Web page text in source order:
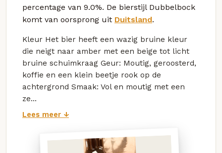
percentage van 9.0%. De bierstijl Dubbelbock
komt van oorsprong uit Duitsland.
Kleur Het bier heeft een wazig bruine kleur
die neigt naar amber met een beige tot licht
bruine schuimkraag Geur: Moutig, geroosterd,
koffie en een klein beetje rook op de
achtergrond Smaak: Vol en moutig met een
ze...
Lees meer ↓